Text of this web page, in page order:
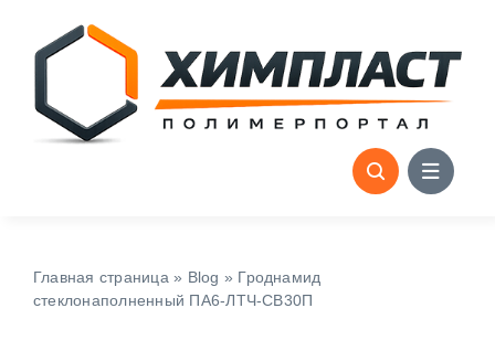
content
Главная страница » Blog » Гроднамид
стеклонаполненный ПА6-ЛТЧ-СВ30П